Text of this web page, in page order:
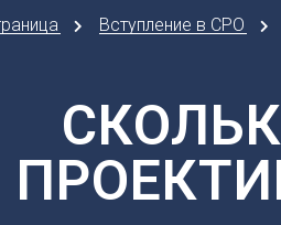
Б
В
Вступление в СРО